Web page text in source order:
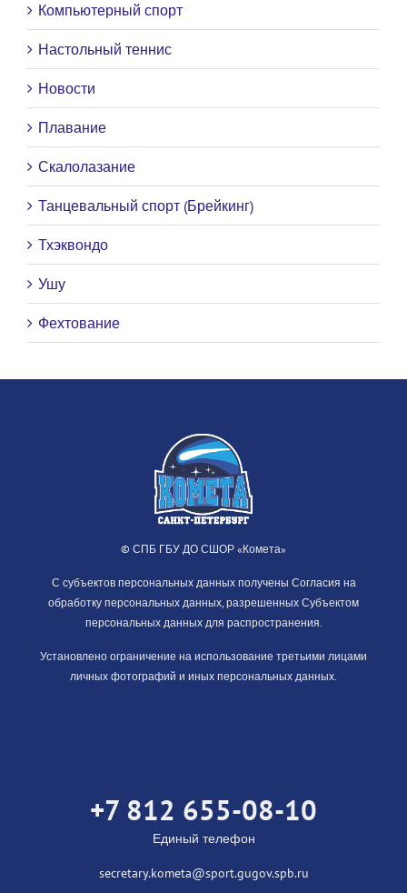
Компьютерный спорт
Настольный теннис
Новости
Плавание
Скалолазание
Танцевальный спорт (Брейкинг)
Тхэквондо
Ушу
Фехтование
© СПБ ГБУ ДО СШОР «Комета»
С субъектов персональных данных получены Согласия на
обработку персональных данных, разрешенных Субъектом
персональных данных для распространения.
Установлено ограничение на использование третьими лицами
личных фотографий и иных персональных данных.
+7 812 655-08-10
Единый телефон
secretary.kometa@sport.gugov.spb.ru